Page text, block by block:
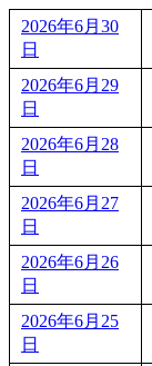
2026年6月30
日
2026年6月29
日
2026年6月28
日
2026年6月27
日
2026年6月26
日
2026年6月25
日